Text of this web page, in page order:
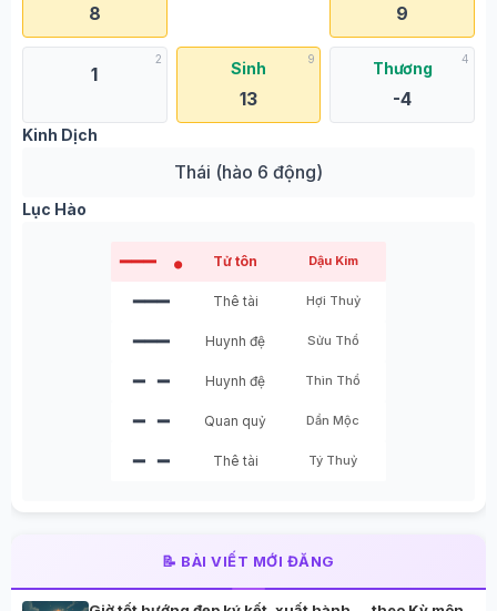
8 9
2
1
9
Sinh
13
4
Thương
-4
Kinh Dịch
Thái (hào 6 động)
Lục Hào
━━━ ● Tử tôn Dậu Kim
━━━ Thê tài Hợi Thuỷ
━━━ Huynh đệ Sửu Thổ
━ ━ Huynh đệ Thìn Thổ
━ ━ Quan quỷ Dần Mộc
━ ━ Thê tài Tý Thuỷ
📝 BÀI VIẾT MỚI ĐĂNG